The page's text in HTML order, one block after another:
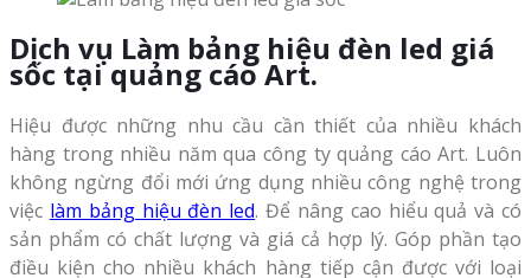
Dịch vụ Làm bảng hiệu đèn led giá
sốc tạiquảng cáo Art.
Hiệu được những nhu cầu cần thiết của nhiều khách
hàng trong nhiều năm qua công ty quảng cáo Art. Luôn
không ngừng đổi mới ứng dụng nhiều công nghệ trong
việc làm bảng hiệu đèn led. Để nâng cao hiểu quả và có
sản phẩm có chất lượng và giá cả hợp lý. Góp phần tạo
điều kiện cho nhiều khách hàng tiếp cận được với loại